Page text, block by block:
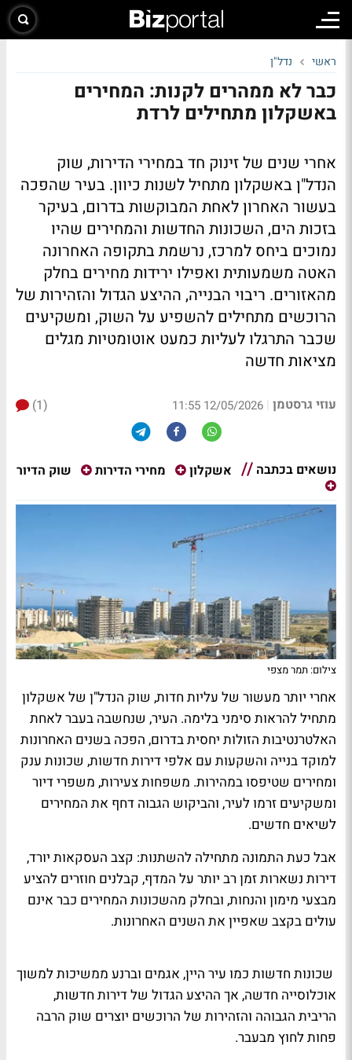
ראשי נדל"ן
כבר לא ממהרים לקנות: המחירים
באשקלון מתחילים לרדת
אחרי שנים של זינוק חד במחירי הדירות, שוק
הנדל"ן באשקלון מתחיל לשנות כיוון. בעיר שהפכה
בעשור האחרון לאחת המבוקשות בדרום, בעיקר
בזכות הים, השכונות החדשות והמחירים שהיו
נמוכים ביחס למרכז, נרשמת בתקופה האחרונה
האטה משמעותית ואפילו ירידות מחירים בחלק
מהאזורים. ריבוי הבנייה, ההיצע הגדול והזהירות של
הרוכשים מתחילים להשפיע על השוק, ומשקיעים
שכבר התרגלו לעליות כמעט אוטומטיות מגלים
מציאות חדשה
עוזי גרסטמן |
12/05/2026 11:55
(1)
נושאים בכתבה אשקלון מחירי הדירות שוק הדיור
צילום: תמר מצפי
אחרי יותר מעשור של עליות חדות, שוק הנדל"ן של אשקלון
מתחיל להראות סימני בלימה. העיר, שנחשבה בעבר לאחת
האלטרנטיבות הזולות יחסית בדרום, הפכה בשנים האחרונות
למוקד בנייה והשקעות עם אלפי דירות חדשות, שכונות ענק
ומחירים שטיפסו במהירות. משפחות צעירות, משפרי דיור
ומשקיעים זרמו לעיר, והביקוש הגבוה דחף את המחירים
לשיאים חדשים.
אבל כעת התמונה מתחילה להשתנות: קצב העסקאות יורד,
דירות נשארות זמן רב יותר על המדף, קבלנים חוזרים להציע
מבצעי מימון והנחות, ובחלק מהשכונות המחירים כבר אינם
עולים בקצב שאפיין את השנים האחרונות.
שכונות חדשות כמו עיר היין, אגמים וברנע ממשיכות למשוך
אוכלוסייה חדשה, אך ההיצע הגדול של דירות חדשות,
הריבית הגבוהה והזהירות של הרוכשים יוצרים שוק הרבה
פחות לחוץ מבעבר.